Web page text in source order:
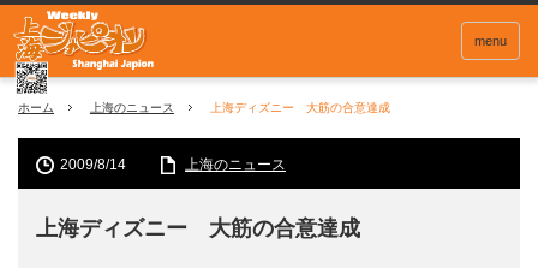
menu
ホーム 上海のニュース 上海ディズニー 大筋の合意達成
2009/8/14 上海のニュース
上海ディズニー 大筋の合意達成